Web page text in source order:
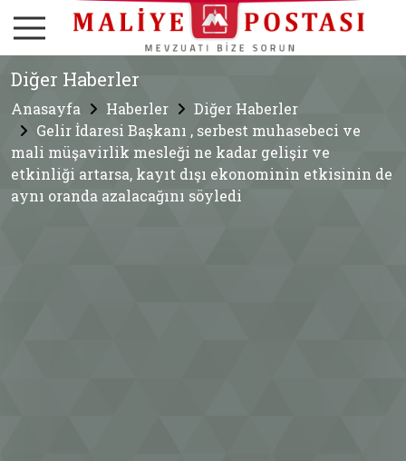
Diğer Haberler
Anasayfa Haberler
Diğer Haberler
Gelir İdaresi Başkanı , serbest muhasebeci ve
mali müşavirlik mesleği ne kadar gelişir ve
etkinliği artarsa, kayıt dışı ekonominin etkisinin de
aynı oranda azalacağını söyledi